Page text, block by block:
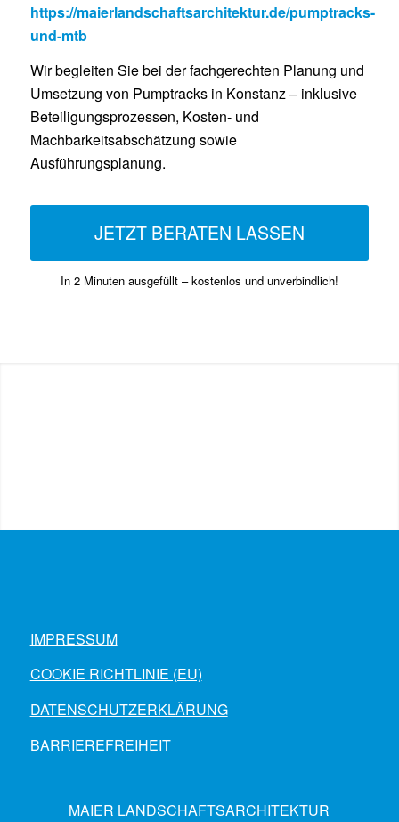
https://maierlandschaftsarchitektur.de/pumptracks-
und-mtb
Wir begleiten Sie bei der fachgerechten Planung und
Umsetzung von Pumptracks in Konstanz – inklusive
Beteiligungsprozessen, Kosten- und
Machbarkeitsabschätzung sowie
Ausführungsplanung.
JETZT BERATEN LASSEN
In 2 Minuten ausgefüllt – kostenlos und unverbindlich!
IMPRESSUM
COOKIE RICHTLINIE (EU)
DATENSCHUTZERKLÄRUNG
BARRIEREFREIHEIT
MAIER LANDSCHAFTSARCHITEKTUR